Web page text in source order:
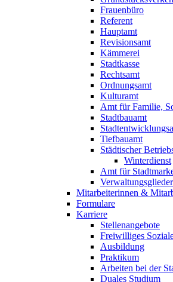
Frauenbüro
Referent
Hauptamt
Revisionsamt
Kämmerei
Stadtkasse
Rechtsamt
Ordnungsamt
Kulturamt
Amt für Familie,
Stadtbauamt
Tiefbauamt
Städtischer
Winterdienst
Amt für
Mitarbeiterinnen &
Formulare
Karriere
Stellenangebote
Freiwilliges
Ausbildung
Praktikum
Arbeiten bei der
Duales Studium